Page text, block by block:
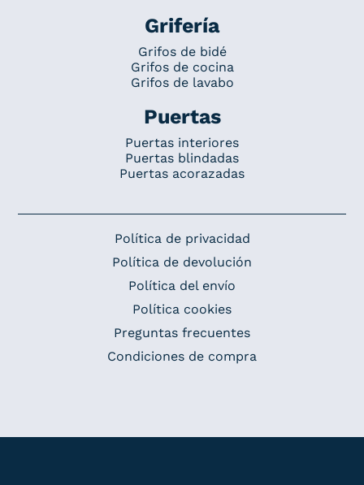
Grifería
Grifos de bidé
Grifos de cocina
Grifos de lavabo
Puertas
Puertas interiores
Puertas blindadas
Puertas acorazadas
Política de privacidad
Política de devolución
Política del envío
Política cookies
Preguntas frecuentes
Condiciones de compra